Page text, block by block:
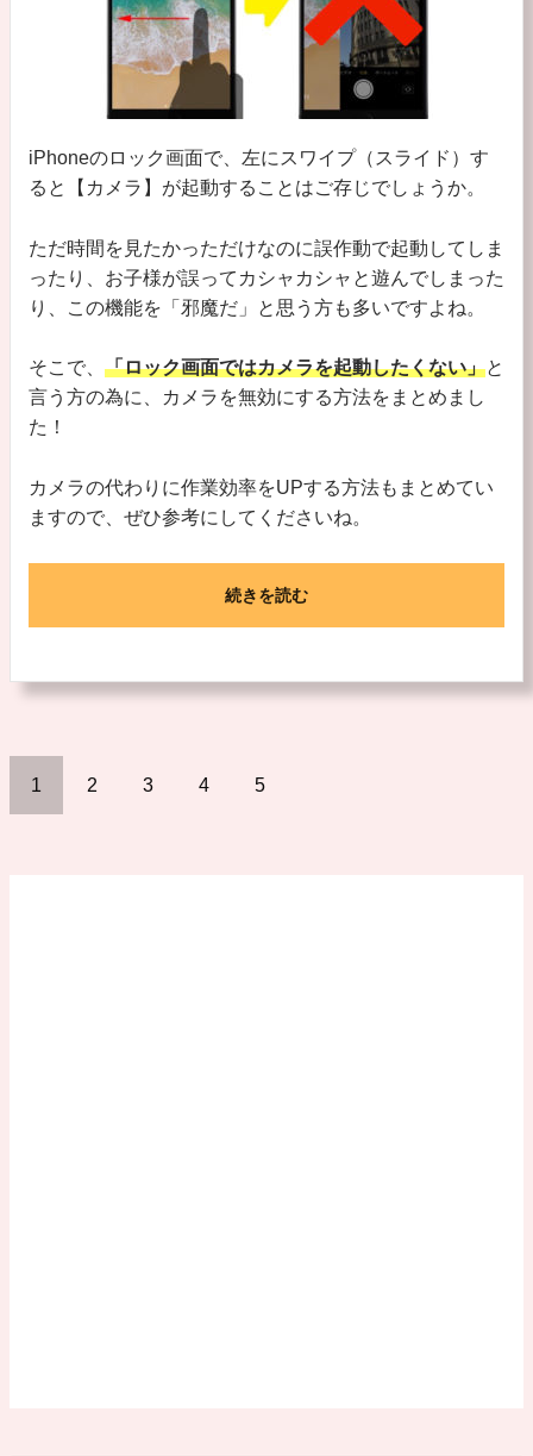
iPhoneのロック画面で、左にスワイプ（スライド）す
ると【カメラ】が起動することはご存じでしょうか。
ただ時間を見たかっただけなのに誤作動で起動してしま
ったり、お子様が誤ってカシャカシャと遊んでしまった
り、この機能を「邪魔だ」と思う方も多いですよね。
そこで、 「ロック画面ではカメラを起動したくない」と
言う方の為に、カメラを無効にする方法をまとめまし
た！
カメラの代わりに作業効率をUPする方法もまとめてい
ますので、ぜひ参考にしてくださいね。
続きを読む
1 2 3 4 5